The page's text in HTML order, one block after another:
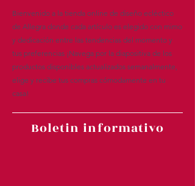
Bienvenido a la tienda online de diseño ecléctico
de Allegra donde cada artículo es elegido con mimo
y dedicación entre las tendencias del momento y
tus preferencias ¡Navega por la diapositiva de los
productos disponibles actualizados semanalmente,
elige y recibe tus compras cómodamente en tu
casa!
Boletin informativo